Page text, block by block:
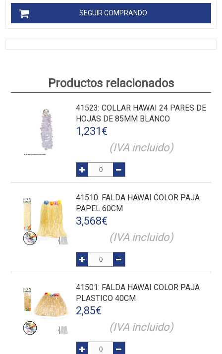
SEGUIR COMPRANDO
Productos relacionados
41523: COLLAR HAWAI 24 PARES DE
HOJAS DE 85MM BLANCO
1,231 €
(IVA incluido)
41510: FALDA HAWAI COLOR PAJA
PAPEL 60CM
3,568€
(IVA incluido)
41501: FALDA HAWAI COLOR PAJA
PLASTICO 40CM
2,85€
(IVA incluido)